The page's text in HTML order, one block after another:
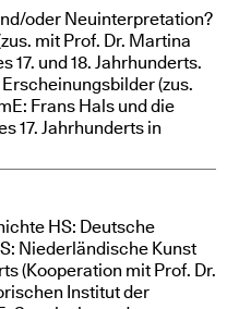
oder Neuinterpretation?
mit Prof. Dr. Martina
17. und 18. Jahrhunderts.
(zus.
Frans Hals und die
17. Jahrhunderts in
HS: Deutsche
Niederländische Kunst
(Kooperation mit Prof. Dr.
Institut der